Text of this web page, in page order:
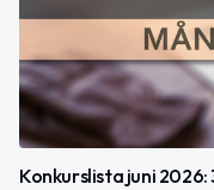
Konkurslista juni 2026: